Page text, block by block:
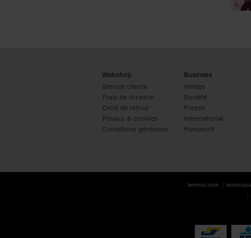
Webshop
Service clients
Frais de livraison
Droit de retour
Privacy & cookies
Conditions générales
Business
Ventes
Société
Presse
International
Manuscrit
lannoo.com